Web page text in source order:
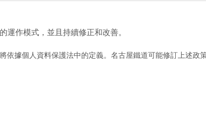
作模式，並且持續修正和改善。
據個人資料保護法中的定義。名古屋鐵道可能修訂上述政